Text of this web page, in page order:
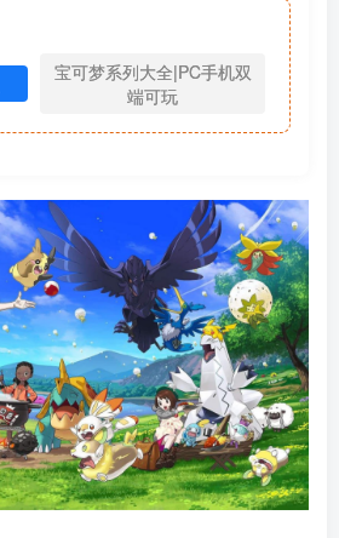
宝可梦系列大全|PC手机双
端可玩